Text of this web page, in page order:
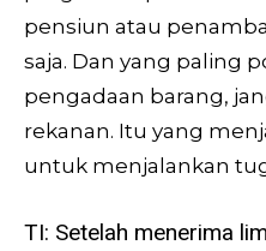
pensiun atau
saja. Dan yang paling
pengadaan barang,
rekanan. Itu yang
untuk menjalankan
TI: Setelah menerima